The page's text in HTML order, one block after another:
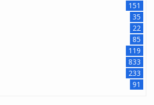
151
35
22
85
119
833
233
91